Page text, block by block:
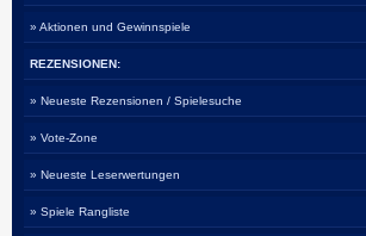
» Aktionen und Gewinnspiele
REZENSIONEN:
» Neueste Rezensionen / Spielesuche
» Vote-Zone
» Neueste Leserwertungen
» Spiele Rangliste